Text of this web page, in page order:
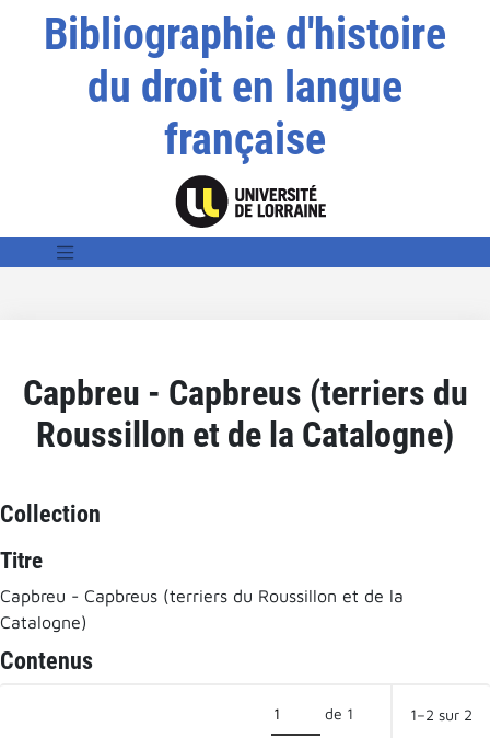
Bibliographie d'histoire
du droit en langue
française
Capbreu - Capbreus (terriers du
Roussillon et de la Catalogne)
Collection
Titre
Capbreu - Capbreus (terriers du Roussillon et de la
Catalogne)
Contenus
de 1 1–2 sur 2